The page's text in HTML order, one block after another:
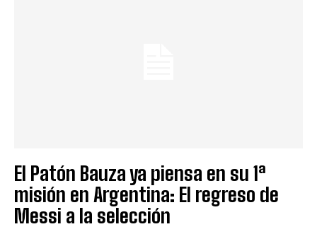
El Patón Bauza ya piensa en su 1ª
misión en Argentina: El regreso de
Messi a la selección